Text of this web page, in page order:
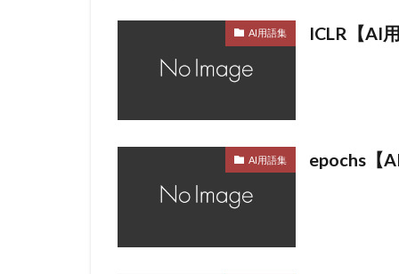
AI用語集 ICLR【AI
AI用語集 epochs【